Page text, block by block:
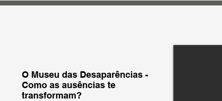
O Museu das Desaparências -
Como as ausências te
transformam?